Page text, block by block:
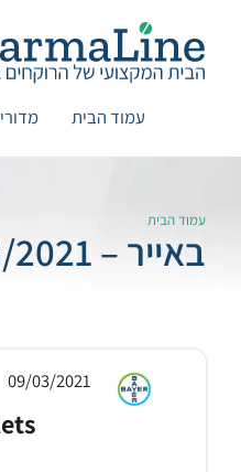
עמוד הבית
עמוד הבית
באייר – 09/03/2021 MEGAXIN® IV, MEGAXIN® Tablets
09/03/2021